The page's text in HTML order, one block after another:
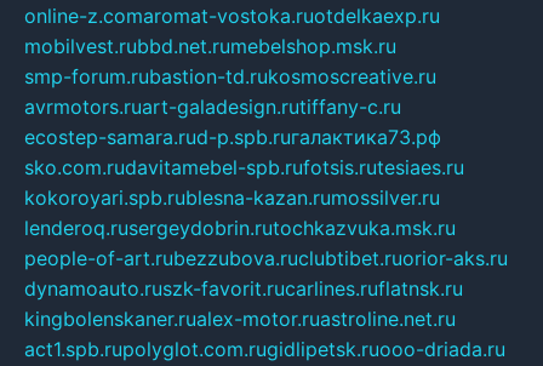
online-z.comaromat-vostoka.ruotdelkaexp.ru
mobilvest.rubbd.net.rumebelshop.msk.ru
smp-forum.rubastion-td.rukosmoscreative.ru
avrmotors.ruart-galadesign.rutiffany-c.ru
ecostep-samara.rud-p.spb.ruгалактика73.рф
sko.com.rudavitamebel-spb.rufotsis.rutesiaes.ru
kokoroyari.spb.rublesna-kazan.rumossilver.ru
lenderoq.rusergeydobrin.rutochkazvuka.msk.ru
people-of-art.rubezzubova.ruclubtibet.ruorior-aks.ru
dynamoauto.ruszk-favorit.rucarlines.ruflatnsk.ru
kingbolenskaner.rualex-motor.ruastroline.net.ru
act1.spb.rupolyglot.com.rugidlipetsk.ruooo-driada.ru